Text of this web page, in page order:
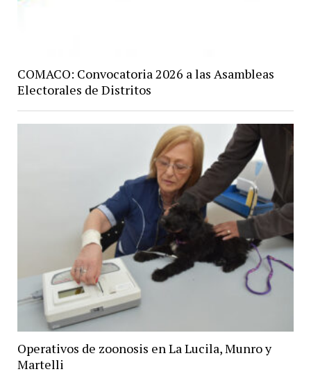
COMACO: Convocatoria 2026 a las Asambleas
Electorales de Distritos
Operativos de zoonosis en La Lucila, Munro y
Martelli